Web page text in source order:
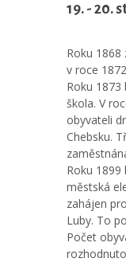
19. - 20.
Roku
v roce
Roku
škola. V
obyvateli
Chebsku.
Roku
městská
zahájen
Luby. To
Počet